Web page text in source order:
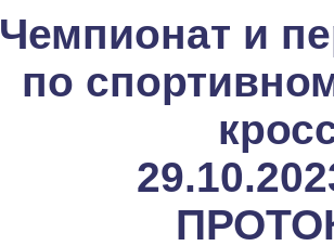
Чемпионат и
по